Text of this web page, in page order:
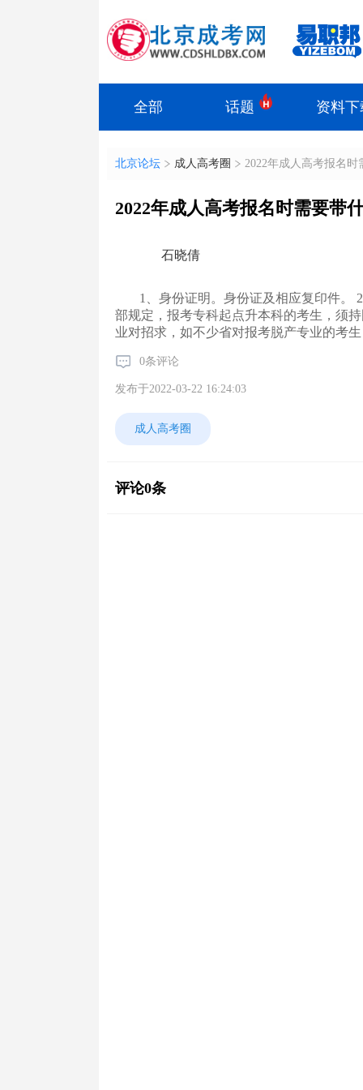
全部 话题 资料下
北京论坛 成人高考圈 2022年成人高考报名时
2022年成人高考报名时需要带
石晓倩
1、身份证明。身份证及相应复印件。
部规定，报考专科起点升本科的考生，须
业对招求，如不少省对报考脱产专业的考
0条评论
发布于2022-03-22 16:24:03
成人高考圈
评论0条